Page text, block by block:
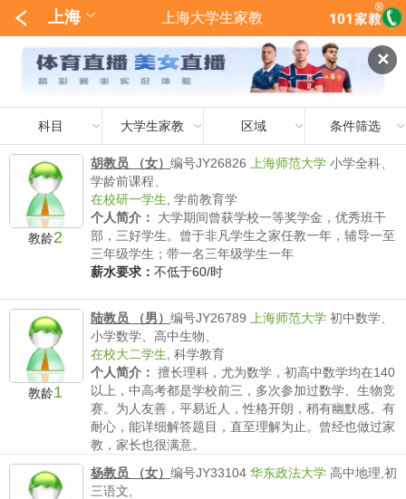
✕
上海 上海大学生家教
科目 大学生家教 区域 条件筛选
教龄2
胡教员 （女） 编号JY26826 上海师范大学 小学全科、
学龄前课程、
在校研一学生 学前教育学
个人简介：
大学期间曾获学校一等奖学金，优秀班干
部，三好学生。曾于非凡学生之家任教一年，辅导一至
三年级学生；带一名三年级学生一年
薪水要求： 不低于60/时
教龄1
陆教员 （男） 编号JY26789 上海师范大学 初中数学、
小学数学、高中生物、
在校大二学生 科学教育
个人简介： 擅长理科，尤为数学，初高中数学均在140
以上，中高考都是学校前三，多次参加过数学、生物竞
赛。为人友善，平易近人，性格开朗，稍有幽默感。有
耐心，能详细解答题目，直至理解为止。曾经也做过家
教，家长也很满意。
杨教员 （女） 编号JY33104 华东政法大学 高中地理,初
三语文,